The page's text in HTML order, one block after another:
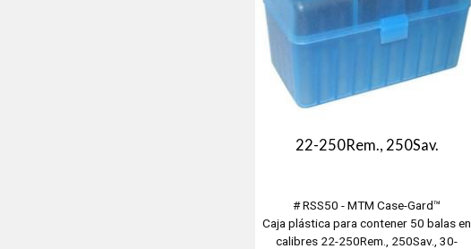
22-250Rem., 250Sav.
# RSS50 - MTM Case-Gard™
Caja plástica para contener 50 balas en
calibres 22-250Rem., 250Sav., 30-